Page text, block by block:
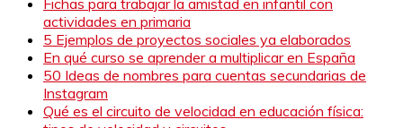
actividades en primaria
5 Ejemplos de proyectos sociales ya elaborados
En qué curso se aprender a multiplicar en España
50 Ideas de nombres para cuentas secundarias de
Instagram
Qué es el circuito de velocidad en educación física: